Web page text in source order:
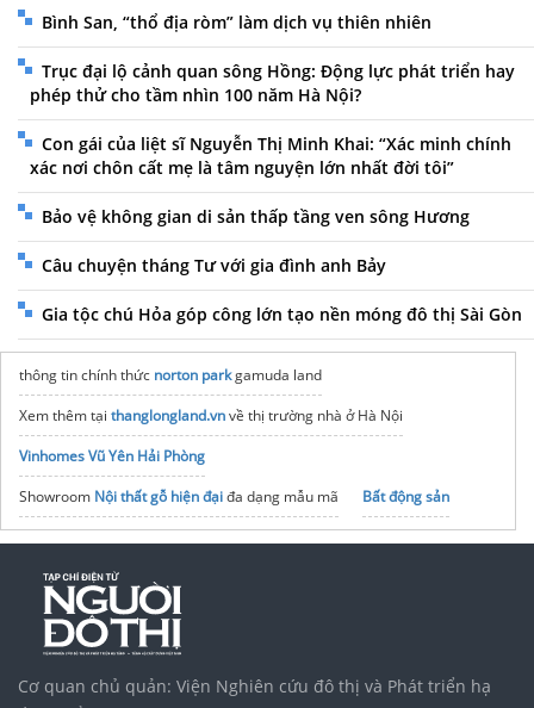
Bình San, “thổ địa ròm” làm dịch vụ thiên nhiên
Trục đại lộ cảnh quan sông Hồng: Động lực phát triển hay
phép thử cho tầm nhìn 100 năm Hà Nội?
Con gái của liệt sĩ Nguyễn Thị Minh Khai: “Xác minh chính
xác nơi chôn cất mẹ là tâm nguyện lớn nhất đời tôi”
Bảo vệ không gian di sản thấp tầng ven sông Hương
Câu chuyện tháng Tư với gia đình anh Bảy
Gia tộc chú Hỏa góp công lớn tạo nền móng đô thị Sài Gòn
thông tin chính thức norton parkgamuda land
Xem thêm tại thanglongland.vnvề thị trường nhà ở Hà Nội
Vinhomes Vũ Yên Hải Phòng
Showroom Nội thất gỗ hiện đạiđa dạng mẫu mã
Bất động sản
Gương thông minhđa chức năng Vệ sinh máy lạnhHóc Môn
Vinhomes Saigon Park
Tập đoàn Bcons Group
Cơ quan chủ quản: Viện Nghiên cứu đô thị và Phát triển hạ